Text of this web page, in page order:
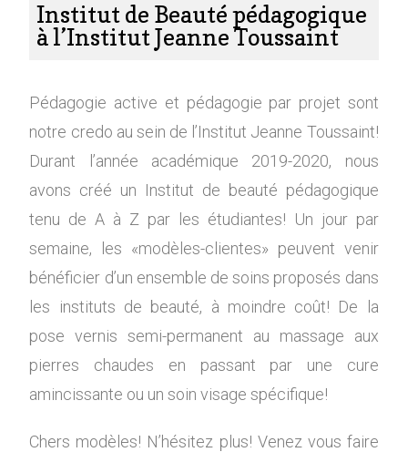
Institut de Beauté pédagogique
à l’Institut Jeanne Toussaint
Pédagogie active et pédagogie par projet sont
notre credo au sein de l’Institut Jeanne Toussaint!
Durant l’année académique 2019-2020, nous
avons créé un Institut de beauté pédagogique
tenu de A à Z par les étudiantes! Un jour par
semaine, les «modèles-clientes» peuvent venir
bénéficier d’un ensemble de soins proposés dans
les instituts de beauté, à moindre coût! De la
pose vernis semi-permanent au massage aux
pierres chaudes en passant par une cure
amincissante ou un soin visage spécifique!
Chers modèles! N’hésitez plus! Venez vous faire